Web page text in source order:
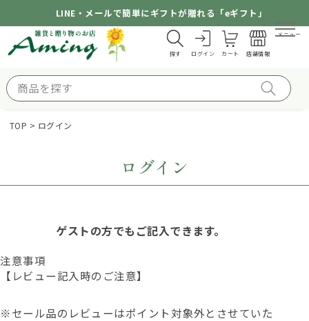
LINE・メールで簡単にギフトが贈れる「eギフト」
探す ログイン カート 店舗情報
メニュー
TOP ログイン
ログイン
ゲストの方でもご記入できます。
注意事項
【レビュー記入時のご注意】
※セール品のレビューはポイント対象外とさせていた